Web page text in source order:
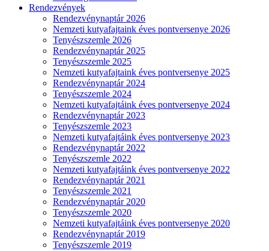
Rendezvények
Rendezvénynaptár 2026
Nemzeti kutyafajtaink éves pontversenye 2026
Tenyészszemle 2026
Rendezvénynaptár 2025
Tenyészszemle 2025
Nemzeti kutyafajtaink éves pontversenye 2025
Rendezvénynaptár 2024
Tenyészszemle 2024
Nemzeti kutyafajtáink éves pontversenye 2024
Rendezvénynaptár 2023
Tenyészszemle 2023
Nemzeti kutyafajtáink éves pontversenye 2023
Rendezvénynaptár 2022
Tenyészszemle 2022
Nemzeti kutyafajtáink éves pontversenye 2022
Rendezvénynaptár 2021
Tenyészszemle 2021
Rendezvénynaptár 2020
Tenyészszemle 2020
Nemzeti kutyafajtáink éves pontversenye 2020
Rendezvénynaptár 2019
Tenyészszemle 2019